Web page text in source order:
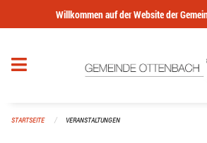
Navigation überspringen
Willkommen auf der Website der
STARTSEITE VERANSTALTUNGEN